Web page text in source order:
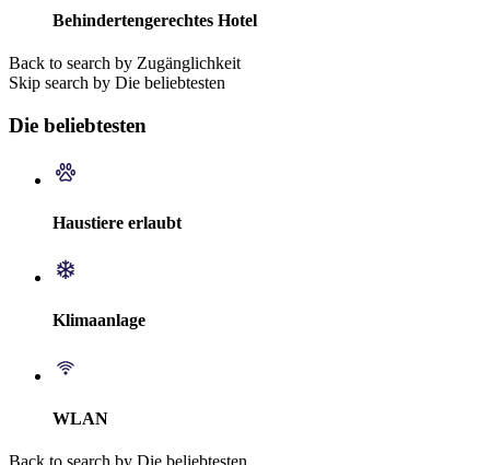
Behindertengerechtes Hotel
Back to search by Zugänglichkeit
Skip search by Die beliebtesten
Die beliebtesten
Haustiere erlaubt
Klimaanlage
WLAN